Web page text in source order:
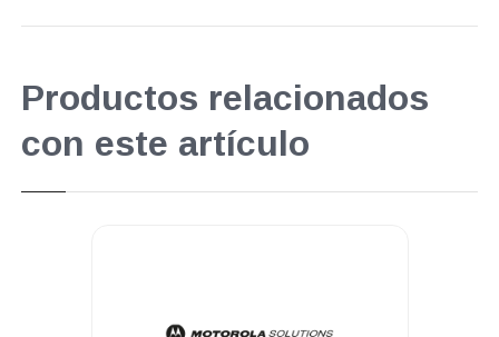
Productos relacionados
con este artículo